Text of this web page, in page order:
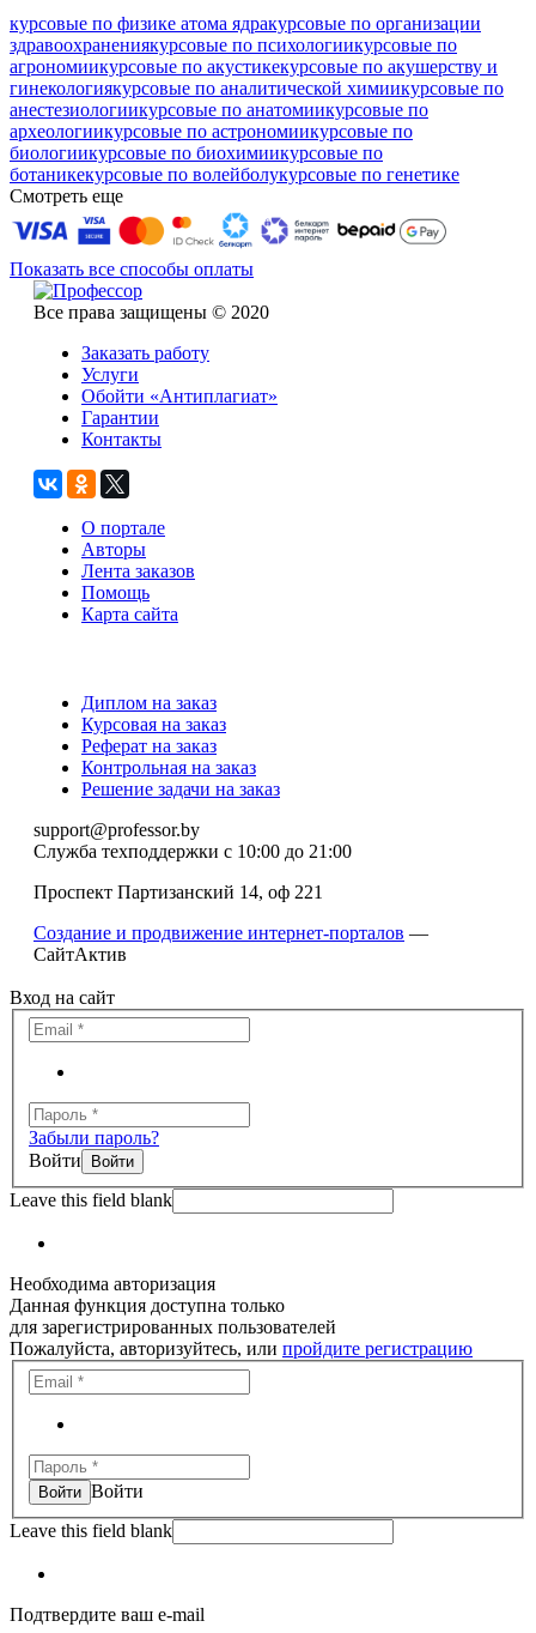
курсовые по физике атома ядракурсовые по организации
здравоохранениякурсовые по психологиикурсовые по
агрономиикурсовые по акустикекурсовые по акушерству и
гинекологиякурсовые по аналитической химиикурсовые по
анестезиологиикурсовые по анатомиикурсовые по
археологиикурсовые по астрономиикурсовые по
биологиикурсовые по биохимиикурсовые по
ботаникекурсовые по волейболукурсовые по генетике
Смотреть еще
Показать все способы оплаты
Все права защищены © 2020
Заказать работу
Услуги
Обойти «Антиплагиат»
Гарантии
Контакты
О портале
Авторы
Лента заказов
Помощь
Карта сайта
Диплом на заказ
Курсовая на заказ
Реферат на заказ
Контрольная на заказ
Решение задачи на заказ
support@professor.by
Служба техподдержки с 10:00 до 21:00
Проспект Партизанский 14, оф 221
Создание и продвижение интернет-порталов —
СайтАктив
Вход на сайт
Забыли пароль?
Войти
Leave this field blank
Необходима авторизация
Данная функция доступна только
для зарегистрированных пользователей
Пожалуйста, авторизуйтесь, или пройдите регистрацию
Войти
Leave this field blank
Подтвердите ваш e-mail